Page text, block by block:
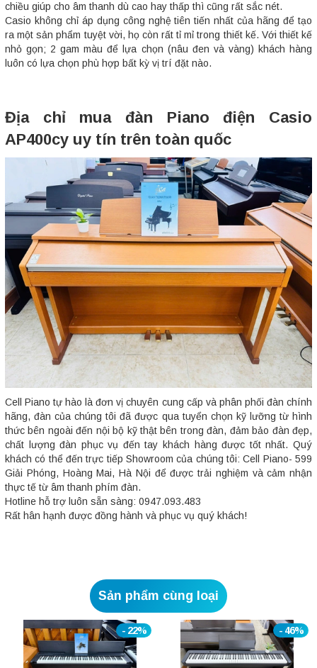
chiều giúp cho âm thanh dù cao hay thấp thì cũng rất sắc nét.
Casio không chỉ áp dụng công nghệ tiên tiến nhất của hãng để tạo
ra một sản phẩm tuyệt vời, họ còn rất tỉ mỉ trong thiết kế. Với thiết kế
nhỏ gọn; 2 gam màu để lựa chọn (nâu đen và vàng) khách hàng
luôn có lựa chọn phù hợp bất kỳ vị trí đặt nào.
Địa chỉ mua đàn Piano điện Casio
AP400cy uy tín trên toàn quốc
Cell Piano tự hào là đơn vị chuyên cung cấp và phân phối đàn chính
hãng, đàn của chúng tôi đã được qua tuyển chọn kỹ lưỡng từ hình
thức bên ngoài đến nội bộ kỹ thật bên trong đàn, đảm bảo đàn đẹp,
chất lượng đàn phục vụ đến tay khách hàng được tốt nhất. Quý
khách có thể đến trực tiếp Showroom của chúng tôi: Cell Piano- 599
Giải Phóng, Hoàng Mai, Hà Nội để được trải nghiệm và cảm nhận
thực tế từ âm thanh phím đàn.
Hotline hỗ trợ luôn sẵn sàng: 0947.093.483
Rất hân hạnh được đồng hành và phục vụ quý khách!
Sản phẩm cùng loại
- 22% - 46%